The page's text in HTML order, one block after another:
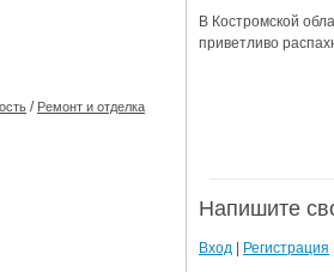
движения транспорта на майские
В Костромской
приветливо
Напишите
Вход Регистрация
/ Ремонт и отделка